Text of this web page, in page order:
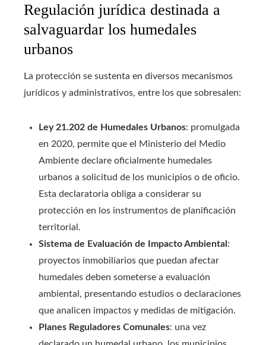
Regulación jurídica destinada a
salvaguardar los humedales
urbanos
La protección se sustenta en diversos mecanismos
jurídicos y administrativos, entre los que sobresalen:
Ley 21.202 de Humedales Urbanos: promulgada
en 2020, permite que el Ministerio del Medio
Ambiente declare oficialmente humedales
urbanos a solicitud de los municipios o de oficio.
Esta declaratoria obliga a considerar su
protección en los instrumentos de planificación
territorial.
Sistema de Evaluación de Impacto Ambiental :
proyectos inmobiliarios que puedan afectar
humedales deben someterse a evaluación
ambiental, presentando estudios o declaraciones
que analicen impactos y medidas de mitigación.
Planes Reguladores Comunales: una vez